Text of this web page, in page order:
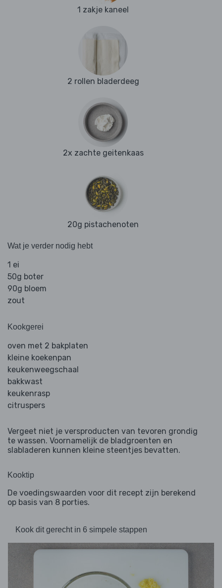
1 zakje kaneel
2 rollen bladerdeeg
2x zachte geitenkaas
20g pistachenoten
Wat je verder nodig hebt
1 ei
50g boter
90g bloem
zout
Kookgerei
oven met 2 bakplaten
kleine koekenpan
keukenweegschaal
bakkwast
keukenrasp
citruspers
Vergeet niet je versproducten van tevoren grondig
te wassen. Voornamelijk de bladgroenten en
slabladeren kunnen kleine steentjes bevatten.
Kooktip
De voedingswaarden voor dit recept zijn berekend
op basis van 8 porties.
Kook dit gerecht in 6 simpele stappen